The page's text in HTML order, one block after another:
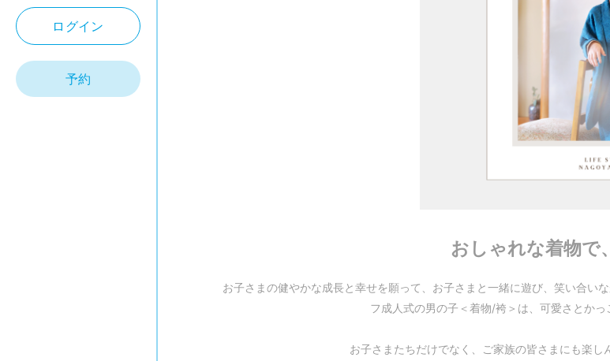
ログイン
予約
おしゃれな着物で
お子さまの健やかな成長と幸せを願って、お子さまと一緒に遊び、笑い合い
フ成人式の男の子＜着物/袴＞は、可愛さとか
お子さまたちだけでなく、ご家族の皆さまにも楽し